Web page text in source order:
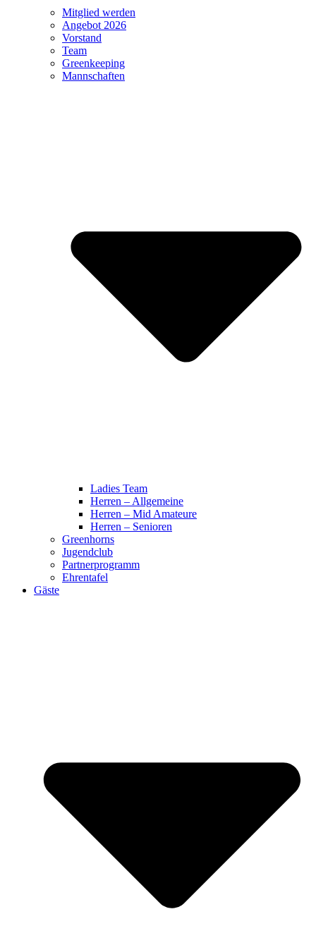
Mitglied werden
Angebot 2026
Vorstand
Team
Greenkeeping
Mannschaften
Ladies Team
Herren – Allgemeine
Herren – Mid Amateure
Herren – Senioren
Greenhorns
Jugendclub
Partnerprogramm
Ehrentafel
Gäste